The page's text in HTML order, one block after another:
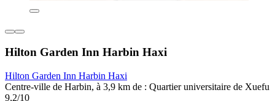
Hilton Garden Inn Harbin Haxi
Hilton Garden Inn Harbin Haxi
Centre-ville de Harbin, à 3,9 km de : Quartier universitaire de Xuefu
9,2/10